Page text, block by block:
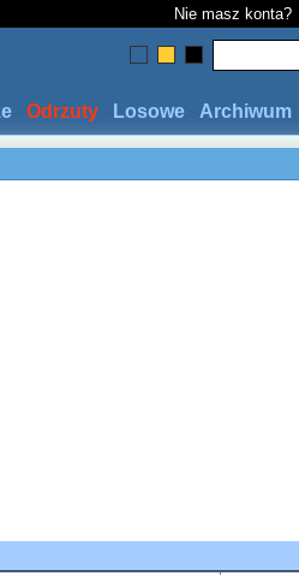
Nie masz konta?
Archiwum
Losowe
Odrzuty